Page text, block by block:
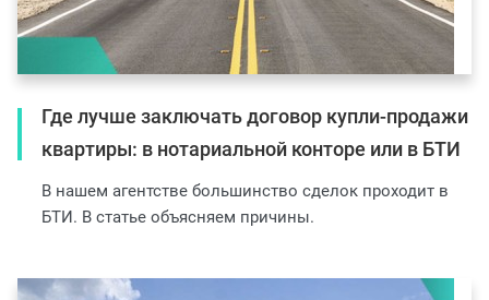
Где лучше заключать договор купли-продажи
квартиры: в нотариальной конторе или в БТИ
В нашем агентстве большинство сделок проходит в
БТИ. В статье объясняем причины.